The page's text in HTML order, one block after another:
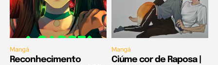
Mangá
Reconhecimento
Mangá
Ciúme cor de Raposa |